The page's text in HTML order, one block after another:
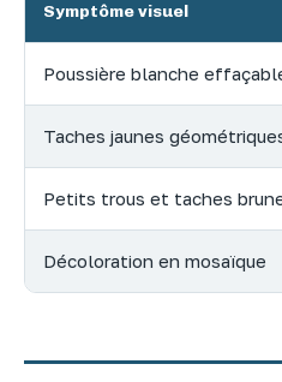
Symptôme visuel
Poussière blanche
Taches jaunes
Petits trous et taches
Décoloration en mosaïque